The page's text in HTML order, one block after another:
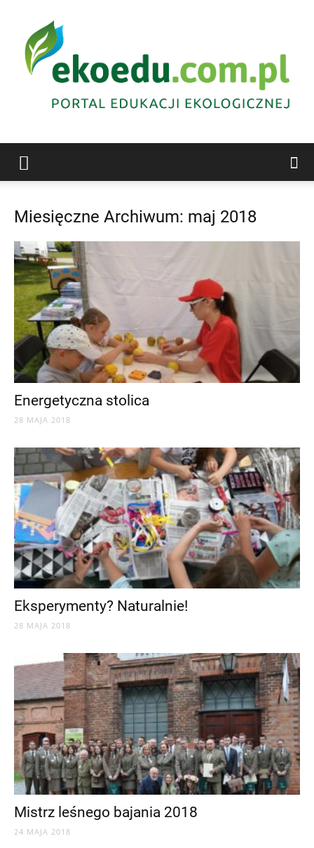
Abrys
Miesięczne Archiwum: maj 2018
Energetyczna stolica
28 MAJA 2018
Eksperymenty? Naturalnie!
28 MAJA 2018
Mistrz leśnego bajania 2018
24 MAJA 2018